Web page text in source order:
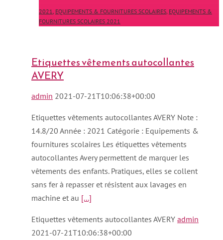
2021, EQUIPEMENTS & FOURNITURES SCOLAIRES, EQUIPEMENTS &
FOURNITURES SCOLAIRES 2021
Etiquettes vêtements autocollantes
AVERY
admin 2021-07-21T10:06:38+00:00
Etiquettes vêtements autocollantes AVERY Note :
14.8/20 Année : 2021 Catégorie : Equipements &
fournitures scolaires Les étiquettes vêtements
autocollantes Avery permettent de marquer les
vêtements des enfants. Pratiques, elles se collent
sans fer à repasser et résistent aux lavages en
machine et au [...]
Etiquettes vêtements autocollantes AVERY admin
2021-07-21T10:06:38+00:00